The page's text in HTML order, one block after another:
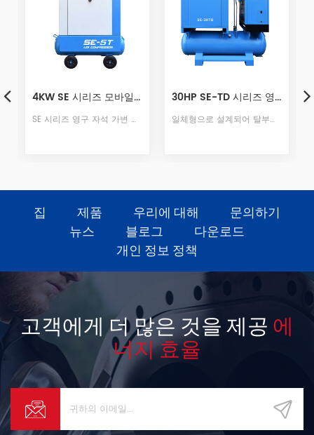
4KW SE 시리즈 모바일 스크류 공기 압축기
SE 시리즈 영구 자석 가변 주파수 스크류 공기 압축기는 뛰어난 디자인 창의성을 자랑하는 제품입니다. 동일 출력의 제품 대비 용량을 40% 최적화하여 컴팩트한 디자인으로 품격을 높이고, 고품질 기술로 독창성을 계승했습니다. 강력한 성능의 소재는 어디에서나 품질과 정교함을 보여주며, 모든 디테일은 색상, 디자인, 소재를 완벽하게 구현합니다.
30HP SE-TD 시리즈 영구자석 주파수 변환기 통합 기계
일체형으로 설계되어 탈부착이 간편하고, 개인 맞춤형 디자인으로 바닥 공간을 절약하며, 설치와 사용이 간편하고 배관 설치가 필요 없습니다. 공기 배출구와 전원 공급 장치만 연결하면 사용할 수 있습니다. 다양한 작업 환경에 맞춰 플러그 앤 플레이 방식으로 사용할 수 있습니다.
집 제품 우리에 대해
문의하기
뉴스
블로그
다운로드
개인 정보 정책
고객에게 더 많은 것을 제공 에
너지 효율